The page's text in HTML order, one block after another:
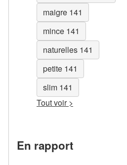
maigre 141
mince 141
naturelles 141
petite 141
slim 141
Tout voir >
En rapport